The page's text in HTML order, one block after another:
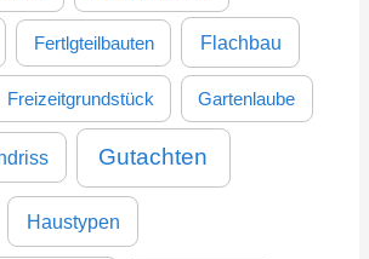
Fertlgteilbauten Flachbau
Freizeitgrundstück Gartenlaube
Gutachten
Haustypen